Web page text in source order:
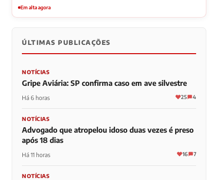
Em alta agora
ÚLTIMAS PUBLICAÇÕES
NOTÍCIAS
Gripe Aviária: SP confirma caso em ave silvestre
Há 6 horas 25 4
NOTÍCIAS
Advogado que atropelou idoso duas vezes é preso
após 18 dias
Há 11 horas 16 7
NOTÍCIAS